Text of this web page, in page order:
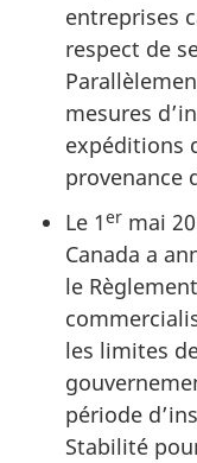
entreprises
respect de
mesures
expéditions
provenance
Le 1er mai
Canada a
le
les limites
période
Stabilité